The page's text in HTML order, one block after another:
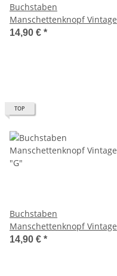
Buchstaben
Manschettenknopf Vintage
"E"
14,90 € *
TOP
Buchstaben
Manschettenknopf Vintage
"G"
14,90 € *